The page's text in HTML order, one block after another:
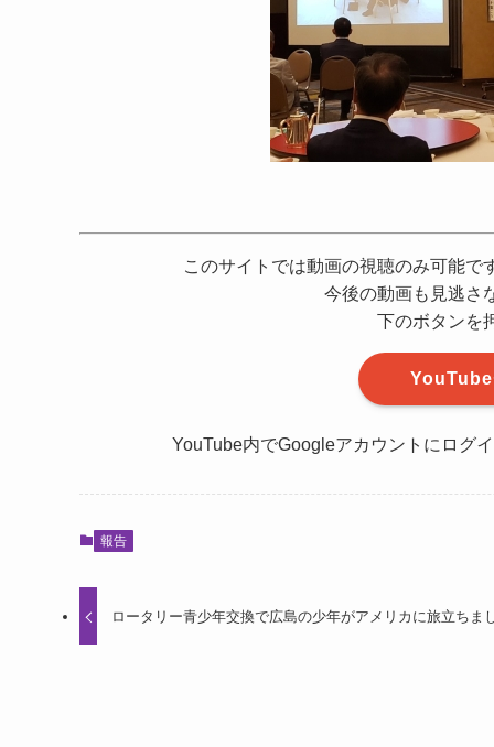
このサイトでは動画の視聴のみ可能で
今後の動画も見逃さ
下のボタンを
YouTube
YouTube内でGoogleアカウントにログ
報告
ロータリー青少年交換で広島の少年がアメリカに旅立ちま